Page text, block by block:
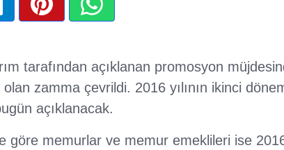
tarafından açıklanan promosyon
olan zamma çevrildi. 2016 yılının ikinci
açıklanacak.
göre memurlar ve memur emeklileri ise